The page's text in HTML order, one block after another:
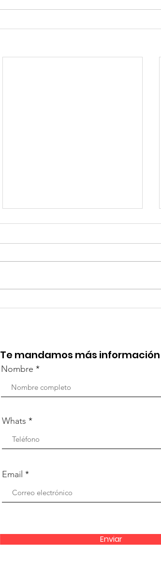
TourTravelynByFraveo
Te mandamos más información
Nombre
Whats
Email
Enviar